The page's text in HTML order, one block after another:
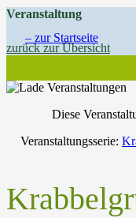
Veranstaltung
zurück zur Übersicht
Diese
Veranstaltungsserie: